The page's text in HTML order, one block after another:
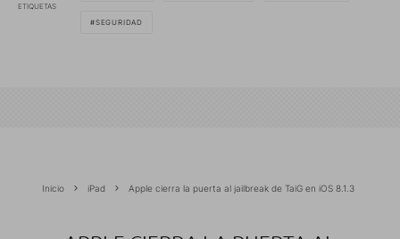
ETIQUETAS
SEGURIDAD
Inicio iPad Apple cierra la puerta al jailbreak de TaiG en iOS 8.1.3